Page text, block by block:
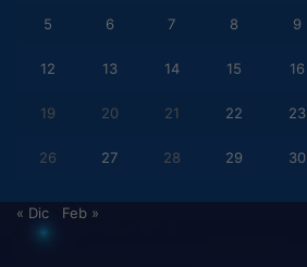
5 6 7 8 9
12 13 14 15 16
19 20 21 22 23
26 27 28 29 30
« Dic Feb »